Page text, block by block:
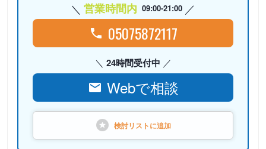
営業時間内 09:00-21:00
05075872117
24時間受付中
Webで相談
検討リストに追加